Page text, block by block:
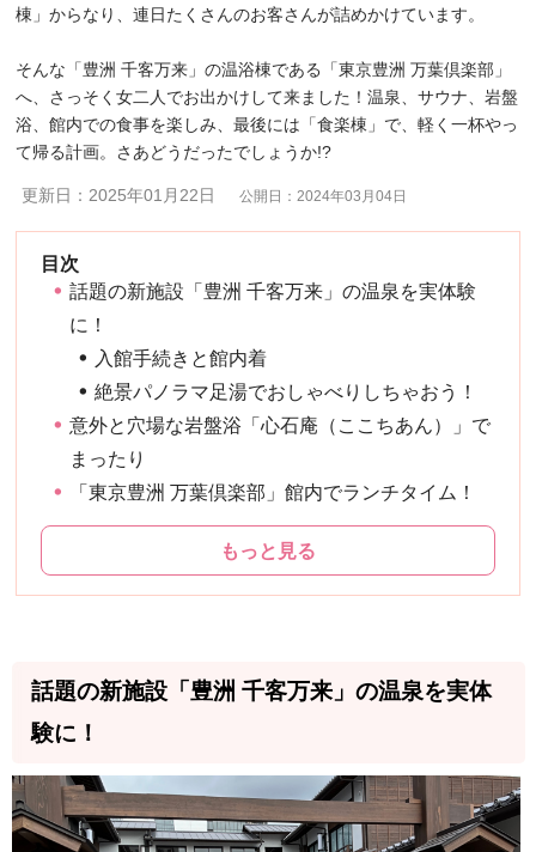
棟」からなり、連日たくさんのお客さんが詰めかけています。
そんな「豊洲 千客万来」の温浴棟である「東京豊洲 万葉倶楽部」
へ、さっそく女二人でお出かけして来ました！温泉、サウナ、岩盤
浴、館内での食事を楽しみ、最後には「食楽棟」で、軽く一杯やっ
て帰る計画。さあどうだったでしょうか!?
更新日：2025年01月22日 公開日：2024年03月04日
話題の新施設「豊洲 千客万来」の温泉を実体験
に！
入館手続きと館内着
絶景パノラマ足湯でおしゃべりしちゃおう！
意外と穴場な岩盤浴「心石庵（ここちあん）」で
まったり
「東京豊洲 万葉倶楽部」館内でランチタイム！
もっと見る
話題の新施設「豊洲 千客万来」の温泉を実体
験に！